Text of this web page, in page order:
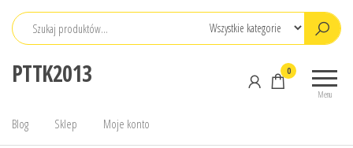
Przejdź
PTTK2013
Menu
0
Blog Sklep Moje konto